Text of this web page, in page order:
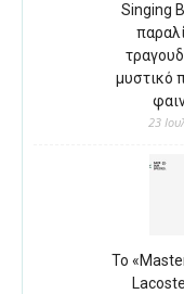
Singing
μυστικό
23
Το